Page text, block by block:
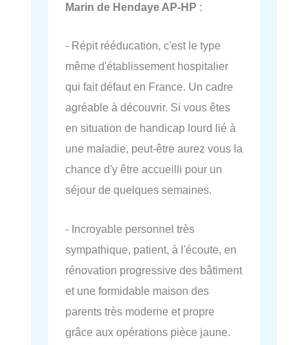
Marin de Hendaye AP-HP :
- Répit rééducation, c'est le type
même d'établissement hospitalier
qui fait défaut en France. Un cadre
agréable à découvrir. Si vous êtes
en situation de handicap lourd lié à
une maladie, peut-être aurez vous la
chance d'y être accueilli pour un
séjour de quelques semaines.
- Incroyable personnel très
sympathique, patient, à l'écoute, en
rénovation progressive des bâtiment
et une formidable maison des
parents très moderne et propre
grâce aux opérations pièce jaune.